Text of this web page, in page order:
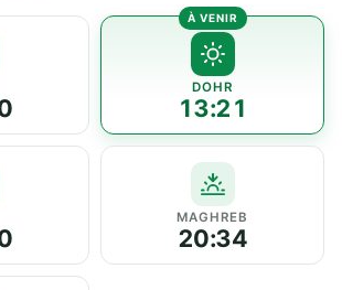
DOHR
13:21
MAGHREB
20:34